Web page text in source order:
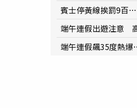
賓士停黃線挨罰9百
端午連假出遊注意
端午連假飆35度熱